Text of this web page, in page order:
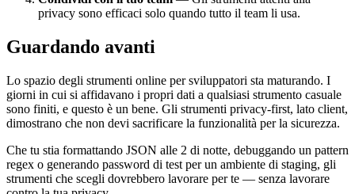
privacy sono efficaci solo quando tutto il team li usa.
Guardando avanti
Lo spazio degli strumenti online per sviluppatori sta maturando. I
giorni in cui si affidavano i propri dati a qualsiasi strumento casuale
sono finiti, e questo è un bene. Gli strumenti privacy-first, lato client,
dimostrano che non devi sacrificare la funzionalità per la sicurezza.
Che tu stia formattando JSON alle 2 di notte, debuggando un pattern
regex o generando password di test per un ambiente di staging, gli
strumenti che scegli dovrebbero lavorare per te — senza lavorare